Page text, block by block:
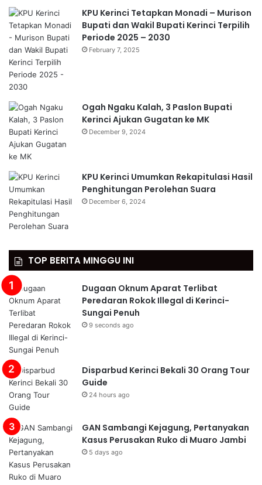
KPU Kerinci Tetapkan Monadi – Murison
Bupati dan Wakil Bupati Kerinci Terpilih
Periode 2025 – 2030
February 7, 2025
Ogah Ngaku Kalah, 3 Paslon Bupati
Kerinci Ajukan Gugatan ke MK
December 9, 2024
KPU Kerinci Umumkan Rekapitulasi Hasil
Penghitungan Perolehan Suara
December 6, 2024
TOP BERITA MINGGU INI
Dugaan Oknum Aparat Terlibat
Peredaran Rokok Illegal di Kerinci-
Sungai Penuh
9 seconds ago
Disparbud Kerinci Bekali 30 Orang Tour
Guide
24 hours ago
GAN Sambangi Kejagung, Pertanyakan
Kasus Perusakan Ruko di Muaro Jambi
5 days ago